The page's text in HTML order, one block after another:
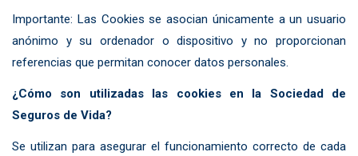
Importante: Las Cookies se asocian únicamente a un usuario
anónimo y su ordenador o dispositivo y no proporcionan
referencias que permitan conocer datos personales.
¿Cómo son utilizadas las cookies en la Sociedad de
Seguros de Vida?
Se utilizan para asegurar el funcionamiento correcto de cada